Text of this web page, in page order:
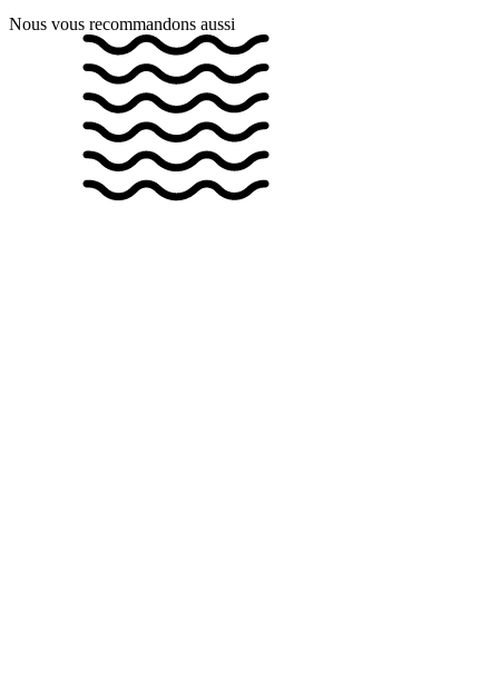
Nous vous recommandons aussi